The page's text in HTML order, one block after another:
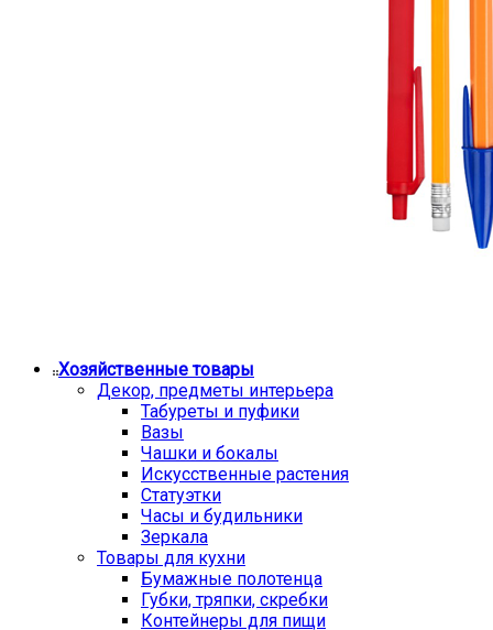
Хозяйственные товары
Декор, предметы интерьера
Табуреты и пуфики
Вазы
Чашки и бокалы
Искусственные растения
Статуэтки
Часы и будильники
Зеркала
Товары для кухни
Бумажные полотенца
Губки, тряпки, скребки
Контейнеры для пищи